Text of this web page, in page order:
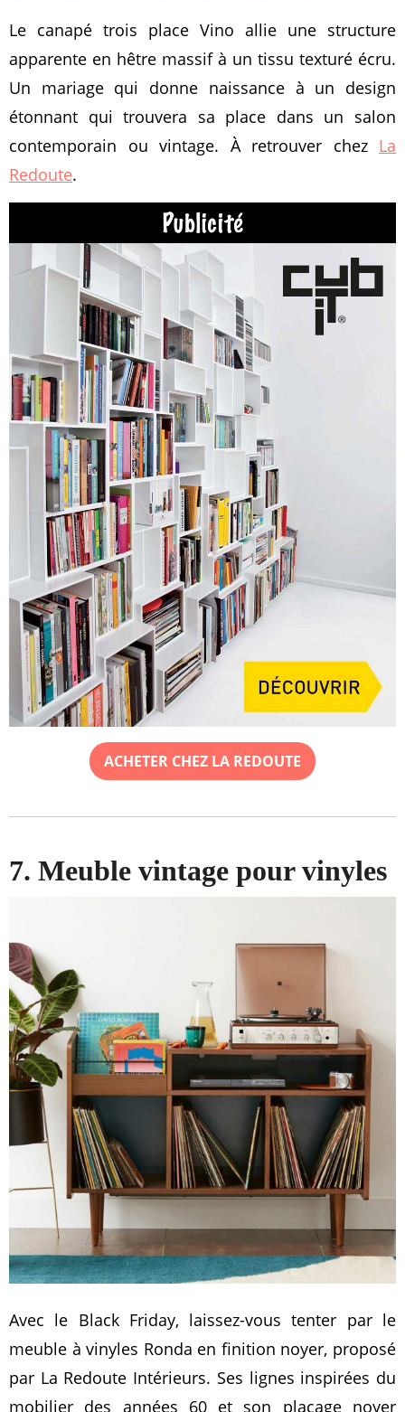
Le canapé trois place Vino allie une structure
apparente en hêtre massif à un tissu texturé écru.
Un mariage qui donne naissance à un design
étonnant qui trouvera sa place dans un salon
contemporain ou vintage. À retrouver chez La
Redoute.
ACHETER CHEZ LA REDOUTE
7. Meuble vintage pour vinyles
Avec le Black Friday, laissez-vous tenter par le
meuble à vinyles Ronda en finition noyer, proposé
par La Redoute Intérieurs. Ses lignes inspirées du
mobilier des années 60 et son placage noyer